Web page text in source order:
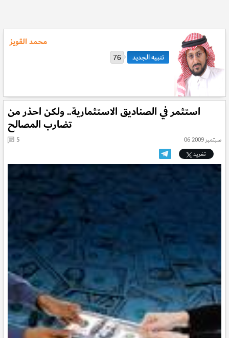
محمد القويز
76
استثمر في الصناديق الاستثمارية.. ولكن احذر من
تضارب المصالح
06 سبتمبر 2009
5
تغريد